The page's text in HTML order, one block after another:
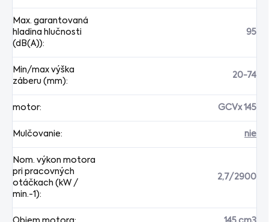
Max. garantovaná
hladina hlučnosti
(dB(A)):
95
Min/max výška
záberu (mm):
20-74
motor: GCVx 145
Mulčovanie: nie
Nom. výkon motora
pri pracovných
otáčkach (kW /
min.-1):
2,7/2900